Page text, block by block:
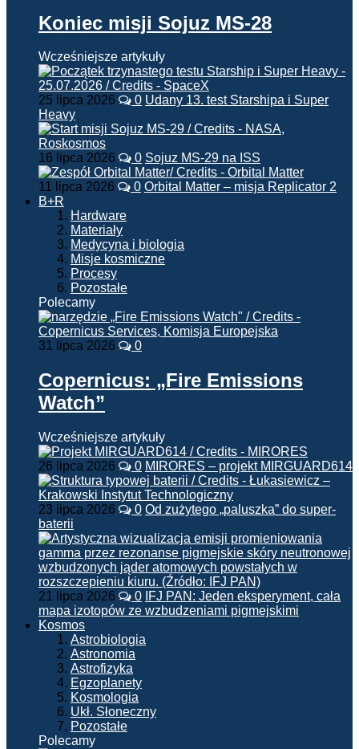
Koniec misji Sojuz MS-28
Wcześniejsze artykuły
25 lipca 2026 0 Udany 13. test Starshipa i Super
Heavy
16 lipca 2026 0 Sojuz MS-29 na ISS
11 lipca 2026 0 Orbital Matter – misja Replicator 2
B+R
Hardware
Materiały
Medycyna i biologia
Misje kosmiczne
Procesy
Pozostałe
Polecamy
31 lipca 2026 0
Copernicus: „Fire Emissions
Watch”
Wcześniejsze artykuły
26 lipca 2026 0 MIRORES – projekt MIRGUARD614
23 lipca 2026 0 Od zużytego „paluszka” do super-
baterii
21 lipca 2026 0 IFJ PAN: Jeden eksperyment, cała
mapa izotopów ze wzbudzeniami pigmejskimi
Kosmos
Astrobiologia
Astronomia
Astrofizyka
Egzoplanety
Kosmologia
Ukł. Słoneczny
Pozostałe
Polecamy